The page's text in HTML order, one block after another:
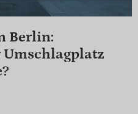
Berlin: